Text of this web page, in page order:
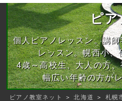
ピ
個人ピアノレッスン。講
レッスン。幌西小、
4歳～高校生、大人の方
幅広い年齢の方が
ピアノ教室ネット ＞北海道 ＞ 札幌